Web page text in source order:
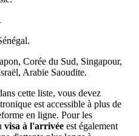
Corée du Sud, Singapour,
Arabie Saoudite.
cette liste, vous devez
est accessible à plus de
en ligne. Pour les
visa à l'arrivée est également